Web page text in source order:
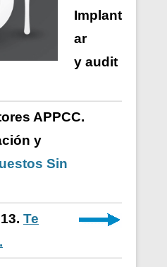
Implant
ar
y audit
APPCC.
y
Sin
Te